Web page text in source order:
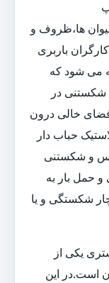
ها،ظروف و
باربری
می شود که
در
خالی درون
حباب دار
و شکستنی
حمل بار به
شکستگی و یا
یکی از
است.در این